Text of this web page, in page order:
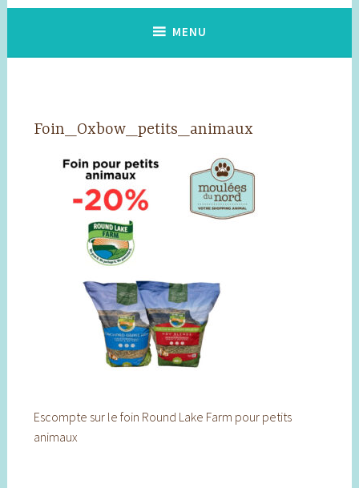
MENU
Foin_Oxbow_petits_animaux
Escompte sur le foin Round Lake Farm pour petits
animaux